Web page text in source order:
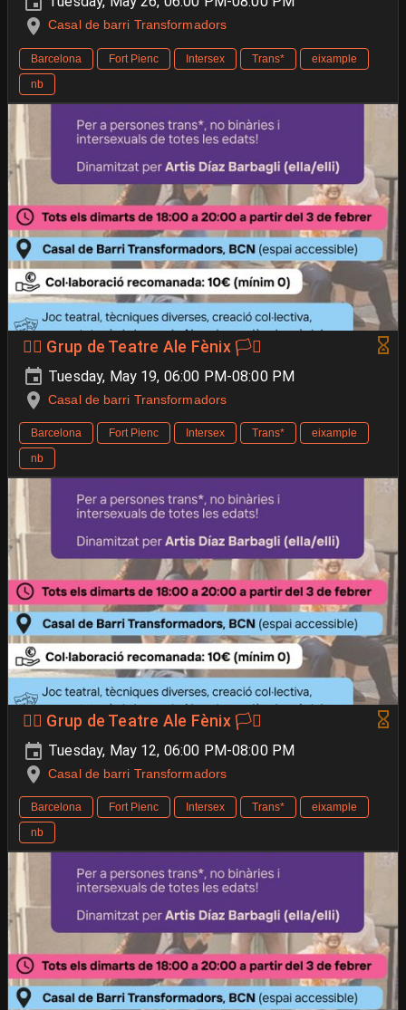
Casal de barri Transformadors
Barcelona Fort Pienc Intersex Trans*
eixample
nb
🐦‍🔥 Grup de Teatre Ale Fènix 🏳️‍⚧️
Tuesday, May 19, 06:00 PM-08:00 PM
Casal de barri Transformadors
Barcelona Fort Pienc Intersex Trans*
eixample
nb
🐦‍🔥 Grup de Teatre Ale Fènix 🏳️‍⚧️
Tuesday, May 12, 06:00 PM-08:00 PM
Casal de barri Transformadors
Barcelona Fort Pienc Intersex Trans*
eixample
nb